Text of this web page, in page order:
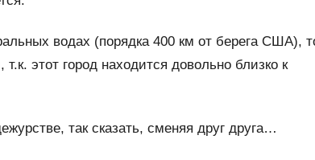
водах (порядка 400 км от берега США),
этот город находится довольно близко к
так сказать, сменяя друг друга…